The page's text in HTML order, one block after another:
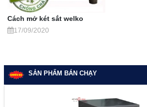
Cách mở két sắt welko
17/09/2020
SẢN PHẨM BÁN CHẠY